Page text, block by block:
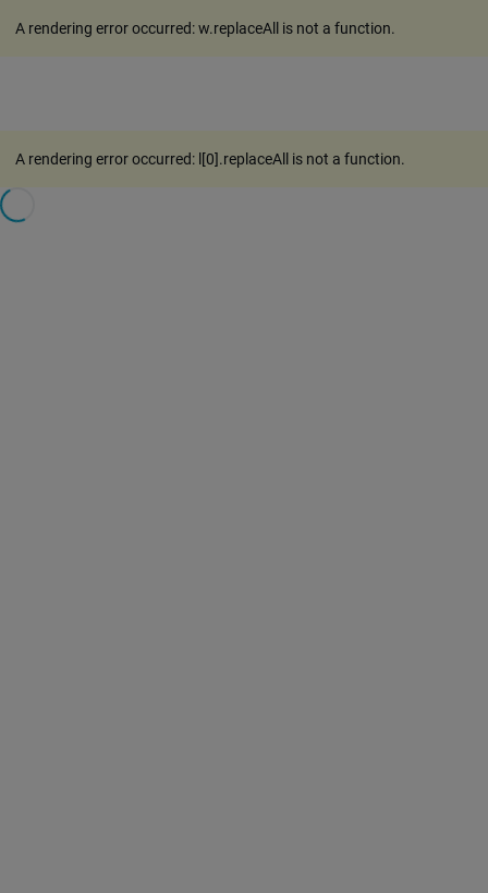
A rendering error occurred:w.replaceAll is not a function.
A rendering error occurred: l[0].replaceAll is not a function.